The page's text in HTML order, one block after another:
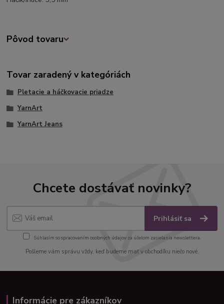
Pôvod tovaru
Tovar zaradený v kategóriách
Pletacie a háčkovacie priadze
YarnArt
YarnArt Jeans
Chcete dostávať novinky?
Prihlásiť sa
Súhlasím sospracovaním osobných údajov za účelom zasielania newslettera.
Pošleme vám správu vždy, keď budeme mať v obchodíku niečo nové.
Informácie pre zákazníkov